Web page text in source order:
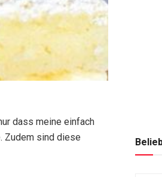
dass meine einfach
Zudem sind diese